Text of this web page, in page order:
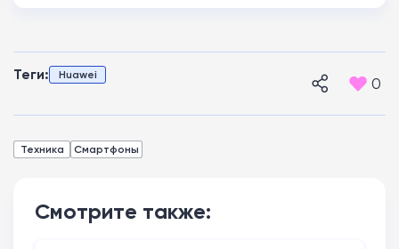
Теги: Huawei 0
Техника Смартфоны
Смотрите также: